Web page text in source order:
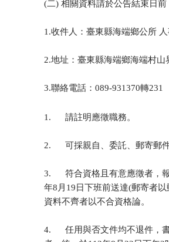
(二) 相關資料請於公告結束日前
1.收件人：臺東縣海端鄉公所
2.地址：臺東縣海端鄉海端村山
3.聯絡電話：089-931370轉231
1. 請註明應徵職務。
2. 可採親自、委託、郵寄郵件
3. 符合資格且有意應徵者，報
年8月19日下班前送達(郵寄者
資料不齊者以不合資格論。
4. 任用與否文件均不退件，